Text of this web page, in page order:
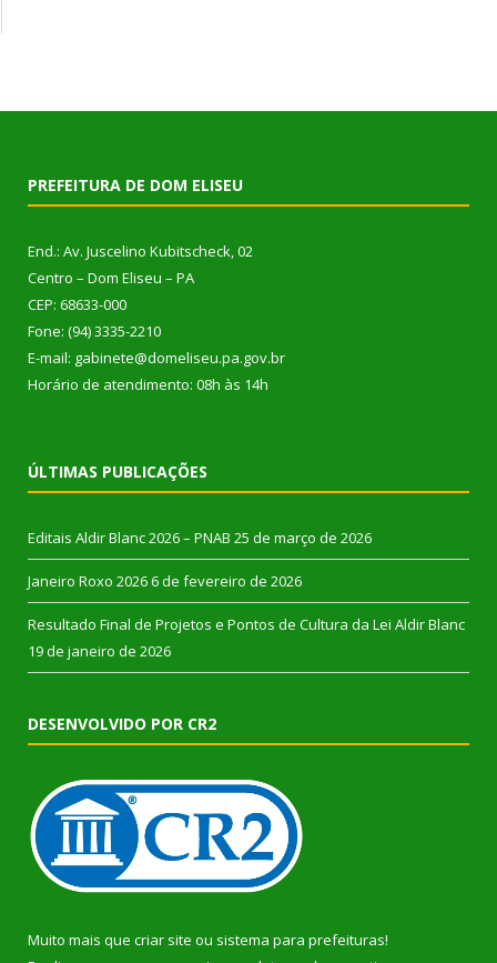
PREFEITURA DE DOM ELISEU
End.: Av. Juscelino Kubitscheck, 02
Centro – Dom Eliseu – PA
CEP: 68633-000
Fone: (94) 3335-2210
E-mail: gabinete@domeliseu.pa.gov.br
Horário de atendimento: 08h às 14h
ÚLTIMAS PUBLICAÇÕES
Editais Aldir Blanc 2026 – PNAB 25 de março de 2026
Janeiro Roxo 2026 6 de fevereiro de 2026
Resultado Final de Projetos e Pontos de Cultura da Lei Aldir Blanc
19 de janeiro de 2026
DESENVOLVIDO POR CR2
Muito mais que criar site ou sistema para prefeituras!